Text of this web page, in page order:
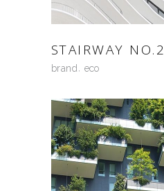
STAIRWAY NO.2
brand eco